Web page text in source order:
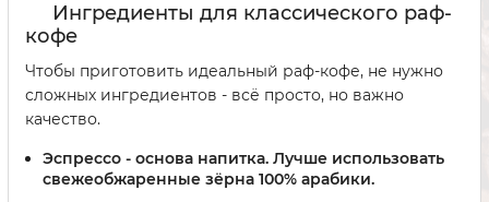
Ингредиенты для классического раф-
кофе
Чтобы приготовить идеальный раф-кофе, не нужно
сложных ингредиентов - всё просто, но важно
качество.
Эспрессо - основа напитка. Лучше использовать
свежеобжаренные зёрна 100% арабики.